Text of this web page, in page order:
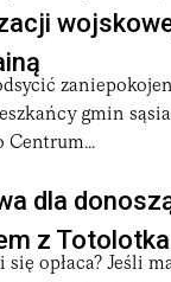
gmin
Centrum...
dla
z Totolotka
się opłaca?